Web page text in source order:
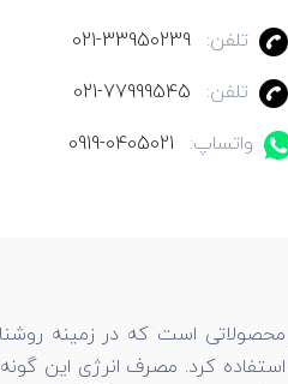
تلفن:
021-33950239
تلفن:
021-77999545
واتساپ:
0919-0405021
است که در زمینه
استفاده کرد. مصرف انرژی این